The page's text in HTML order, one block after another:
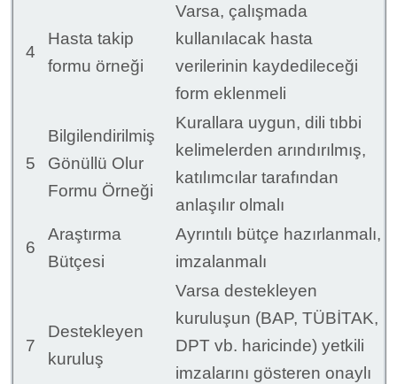
4
Hasta takip
formu örneği
Varsa, çalışmada
kullanılacak hasta
verilerinin kaydedileceği
form eklenmeli
5
Bilgilendirilmiş
Gönüllü Olur
Formu Örneği
Kurallara uygun, dili tıbbi
kelimelerden arındırılmış,
katılımcılar tarafından
anlaşılır olmalı
6
Araştırma
Bütçesi
Ayrıntılı bütçe hazırlanmalı,
imzalanmalı
7
Destekleyen
kuruluş
Varsa destekleyen
kuruluşun (BAP, TÜBİTAK,
DPT vb. haricinde) yetkili
imzalarını gösteren onaylı